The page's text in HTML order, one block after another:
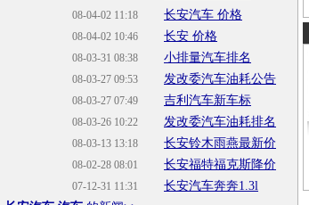
08-04-02 11:18
08-04-02 10:46
08-03-31 08:38
08-03-27 09:53
08-03-27 07:49
08-03-26 10:22
08-03-13 13:18
08-02-28 08:01
07-12-31 11:31
长安汽车 价格
长安 价格
小排量汽车排名
发改委汽车油耗公告
吉利汽车新车标
发改委汽车油耗排名
长安铃木雨燕最新价
长安福特福克斯降价
长安汽车奔奔1.3l